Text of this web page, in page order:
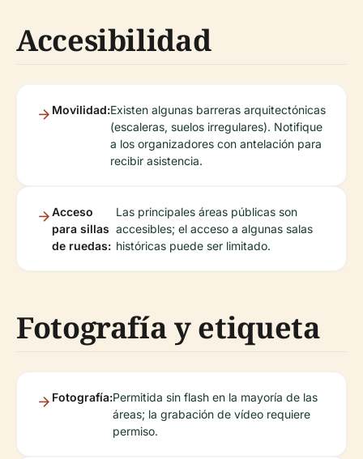
Accesibilidad
Movilidad:Existen algunas barreras arquitectónicas
(escaleras, suelos irregulares). Notifique
a los organizadores con antelación para
recibir asistencia.
Acceso
para sillas
de ruedas:
Las principales áreas públicas son
accesibles; el acceso a algunas salas
históricas puede ser limitado.
Fotografía y etiqueta
Fotografía:Permitida sin flash en la mayoría de las
áreas; la grabación de vídeo requiere
permiso.